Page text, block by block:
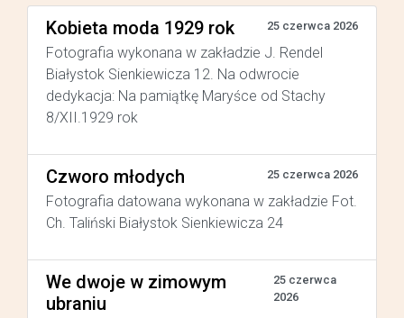
Kobieta moda 1929 rok 25 czerwca 2026
Fotografia wykonana w zakładzie J. Rendel
Białystok Sienkiewicza 12. Na odwrocie
dedykacja: Na pamiątkę Maryśce od Stachy
8/XII.1929 rok
Czworo młodych 25 czerwca 2026
Fotografia datowana wykonana w zakładzie Fot.
Ch. Taliński Białystok Sienkiewicza 24
We dwoje w zimowym
ubraniu
25 czerwca
2026